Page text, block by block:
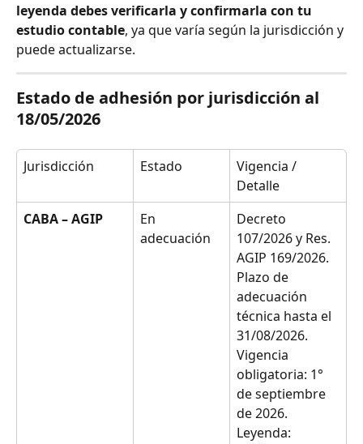
leyenda debes verificarla y confirmarla con tu
estudio contable, ya que varía según la jurisdicción y
puede actualizarse.
Estado de adhesión por jurisdicción al
18/05/2026
Jurisdicción Estado
Vigencia /
Detalle
CABA – AGIP
En
adecuación
Decreto
107/2026 y Res.
AGIP 169/2026.
Plazo de
adecuación
técnica hasta el
31/08/2026.
Vigencia
obligatoria: 1°
de septiembre
de 2026.
Leyenda: